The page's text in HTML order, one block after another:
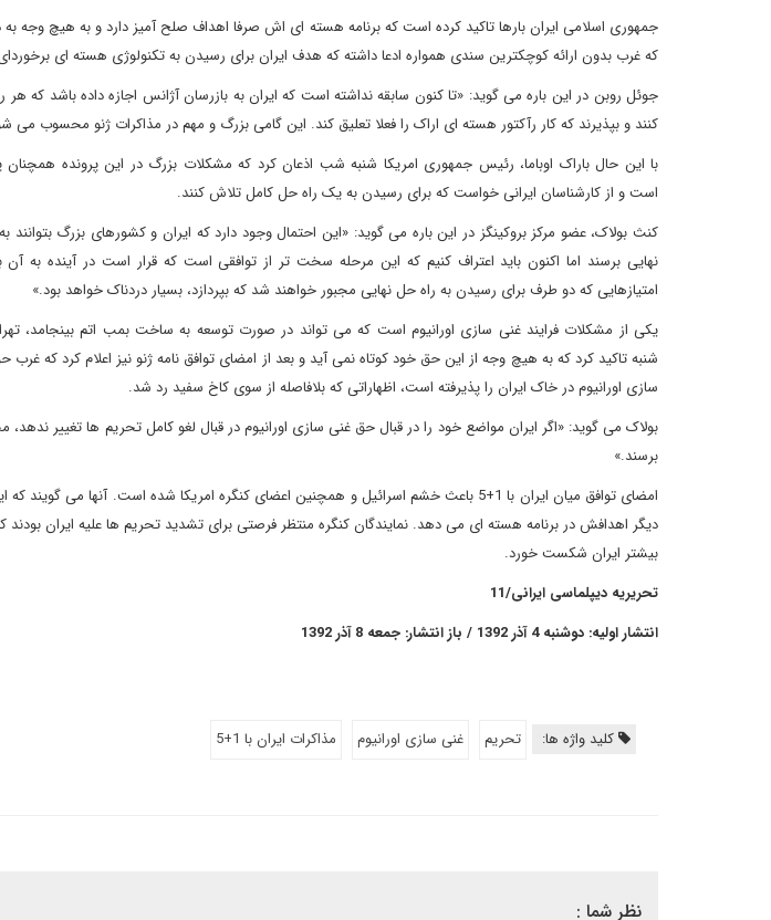
جمهوری اسلامی ایران بارها تاکید کرده است که برنامه هسته ای اش صرفا اهداف صلح آمیز دارد و به هیچ وجه
که غرب بدون ارائه کوچکترین سندی همواره ادعا داشته که هدف ایران برای رسیدن به تکنولوژی هسته ای
جوئل روبن در این باره می گوید: «تا کنون سابقه نداشته است که ایران به بازرسان آژانس اجازه داده باشد که
کنند و بپذیرند که کار رآکتور هسته ای اراک را فعلا تعلیق کند. این گامی بزرگ و مهم در مذاکرات ژنو محسوب می
با این حال باراک اوباما، رئیس جمهوری امریکا شنبه شب اذعان کرد که مشکلات بزرگ در این پرونده همچنان
است و از کارشناسان ایرانی خواست که برای رسیدن به یک راه حل کامل تلاش کنند.
کنث بولاک، عضو مرکز بروکینگز در این باره می گوید: «این احتمال وجود دارد که ایران و کشورهای بزرگ بتوانند
نهایی برسند اما اکنون باید اعتراف کنیم که این مرحله سخت تر از توافقی است که قرار است در آینده به آن
امتیازهایی که دو طرف برای رسیدن به راه حل نهایی مجبور خواهند شد که بپردازد، بسیار دردناک خواهد بود.»
یکی از مشکلات فرایند غنی سازی اورانیوم است که می تواند در صورت توسعه به ساخت بمب اتم بینجامد،
شنبه تاکید کرد که به هیچ وجه از این حق خود کوتاه نمی آید و بعد از امضای توافق نامه ژنو نیز اعلام کرد که غرب
سازی اورانیوم در خاک ایران را پذیرفته است، اظهاراتی که بلافاصله از سوی کاخ سفید رد شد.
بولاک می گوید: «اگر ایران مواضع خود را در قبال حق غنی سازی اورانیوم در قبال لغو کامل تحریم ها تغییر ندهد،
برسند.»
امضای توافق میان ایران با 1+5 باعث خشم اسرائیل و همچنین اعضای کنگره امریکا شده است. آنها
دیگر اهدافش در برنامه هسته ای می دهد. نمایندگان کنگره منتظر فرصتی برای تشدید تحریم ها علیه ایران بودند
بیشتر ایران شکست خورد.
تحریریه دیپلماسی ایرانی/11
انتشار اولیه: دوشنبه 4 آذر 1392 / باز انتشار: جمعه 8 آذر 1392
کلید واژه ها: تحریم غنی سازی اورانیوم مذاكرات ايران با 1+5
نظر شما :